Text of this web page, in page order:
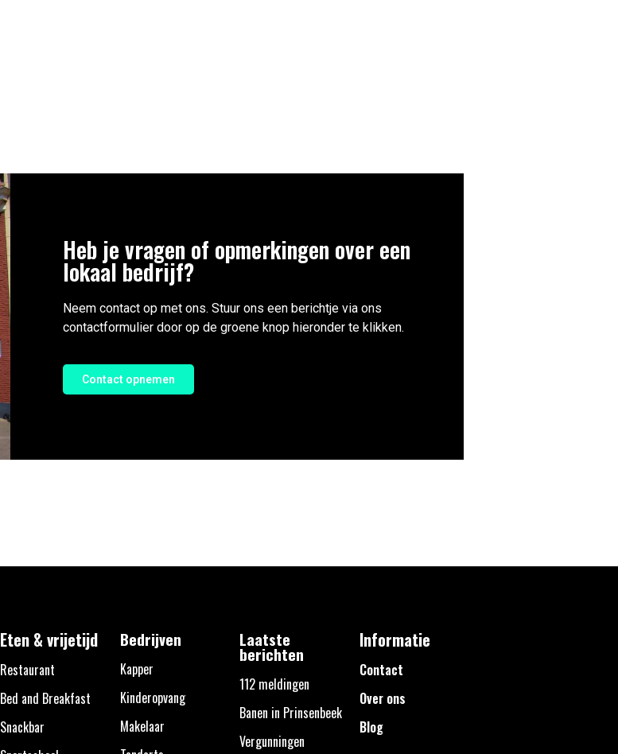
Heb je vragen of opmerkingen over een
lokaal bedrijf?
Neem contact op met ons. Stuur ons een berichtje via ons
contactformulier door op de groene knop hieronder te klikken.
Contact opnemen
Eten & vrijetijd
Restaurant
Bed and Breakfast
Snackbar
Bedrijven
Kapper
Kinderopvang
Makelaar
Laatste
berichten
112 meldingen
Banen in Prinsenbeek
Vergunningen
Informatie
Contact
Over ons
Blog